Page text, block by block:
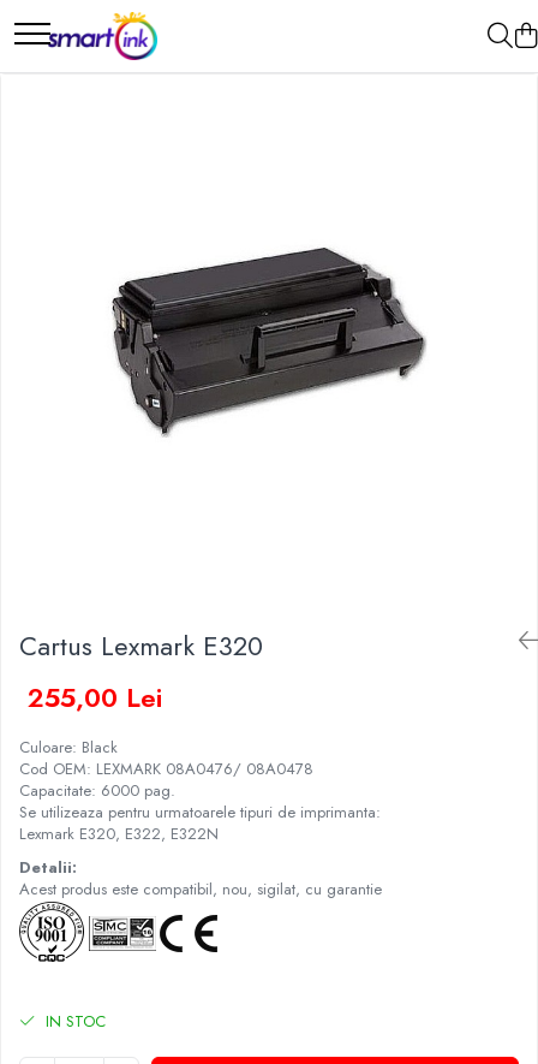
Cartus Lexmark E320
255,00 Lei
Culoare: Black
Cod OEM: LEXMARK 08A0476/ 08A0478
Capacitate: 6000 pag.
Se utilizeaza pentru urmatoarele tipuri de imprimanta:
Lexmark E320, E322, E322N
Detalii:
Acest produs este compatibil, nou, sigilat, cu garantie
IN STOC